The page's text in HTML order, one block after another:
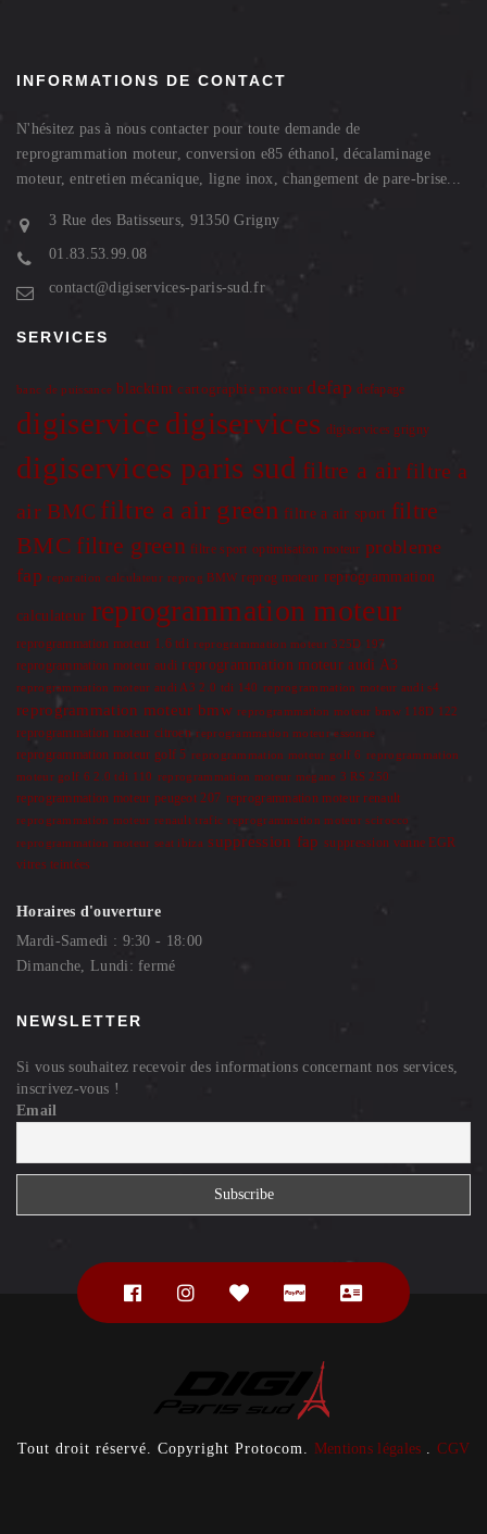
INFORMATIONS DE CONTACT
N'hésitez pas à nous contacter pour toute demande de
reprogrammation moteur, conversion e85 éthanol, décalaminage
moteur, entretien mécanique, ligne inox, changement de pare-brise...
3 Rue des Batisseurs, 91350 Grigny
01.83.53.99.08
contact@digiservices-paris-sud.fr
SERVICES
banc de puissance blacktint cartographie moteur defap defapage
digiservice digiservices digiservices grigny
digiservices paris sud filtre a air filtre a
air BMC filtre a air green filtre a air sport filtre
BMC filtre green filtre sport optimisation moteur probleme
fap reparation calculateur reprog BMW reprog moteur reprogrammation
calculateur reprogrammation moteur
reprogrammation moteur 1.6 tdi reprogrammation moteur 325D 197
reprogrammation moteur audi reprogrammation moteur audi A3
reprogrammation moteur audi A3 2.0 tdi 140 reprogrammation moteur audi s4
reprogrammation moteur bmw reprogrammation moteur bmw 118D 122
reprogrammation moteur citroen reprogrammation moteur essonne
reprogrammation moteur golf 5 reprogrammation moteur golf 6 reprogrammation
moteur golf 6 2.0 tdi 110 reprogrammation moteur megane 3 RS 250
reprogrammation moteur peugeot 207 reprogrammation moteur renault
reprogrammation moteur renault trafic reprogrammation moteur scirocco
reprogrammation moteur seat ibiza suppression fap suppression vanne EGR
vitres teintées
Horaires d'ouverture
Mardi-Samedi : 9:30 - 18:00
Dimanche, Lundi: fermé
NEWSLETTER
Si vous souhaitez recevoir des informations concernant nos services,
inscrivez-vous !
Email
Tout droit réservé. Copyright Protocom. Mentions légales .CGV